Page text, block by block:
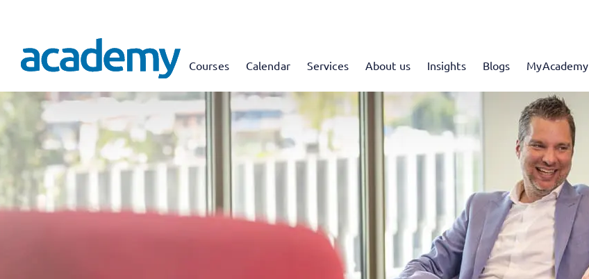
Courses Calendar Services About us Insights Blogs MyAcademy